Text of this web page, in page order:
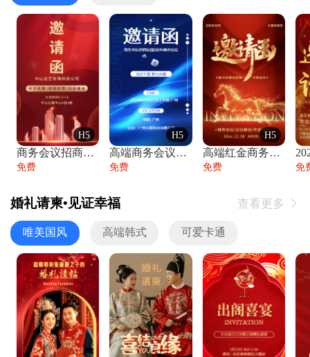
H5
商务会议招商展会科技峰会邀请函年会邀请
免费
H5
高端商务会议招商加盟展会峰会论坛邀请函
免费
H5
高端红金商务会议年会年终盛典答谢邀请函
免费 免
婚礼请柬•见证幸福 查看更多 
唯美国风 高端韩式 可爱卡通